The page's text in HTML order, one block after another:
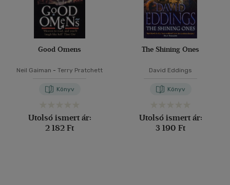
Good Omens
Neil Gaiman - Terry Pratchett
Könyv
Utolsó ismert ár:
2 182 Ft
The Shining Ones
David Eddings
Könyv
Utolsó ismert ár:
3 190 Ft